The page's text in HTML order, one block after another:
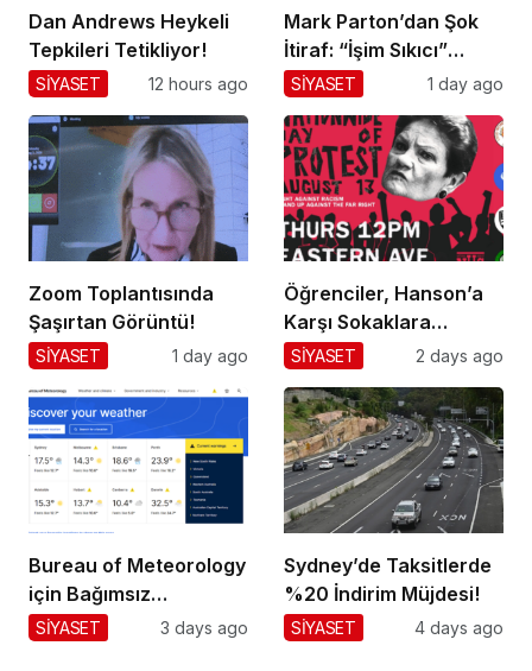
Dan Andrews Heykeli
Tepkileri Tetikliyor!
SİYASET 12 hours ago
Mark Parton’dan Şok
İtiraf: “İşim Sıkıcı”
Mesajı!
SİYASET 1 day ago
Zoom Toplantısında
Şaşırtan Görüntü!
SİYASET 1 day ago
Öğrenciler, Hanson’a
Karşı Sokaklara
Dökülüyor!
SİYASET 2 days ago
Bureau of Meteorology
için Bağımsız
Değerlendirme!
SİYASET 3 days ago
Sydney’de Taksitlerde
%20 İndirim Müjdesi!
SİYASET 4 days ago